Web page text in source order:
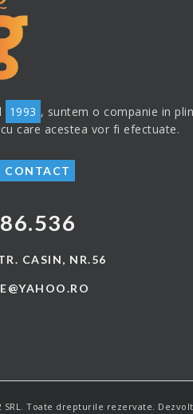
1993 , suntem o companie in
care acestea vor fi efectuate.
CONTACT
CASIN, NR.56
SRL. Toate drepturile rezervate.